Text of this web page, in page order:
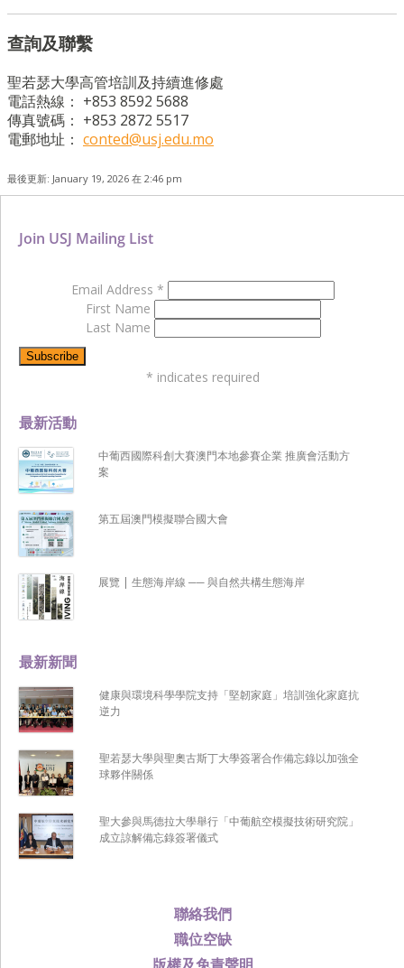
查詢及聯繫
聖若瑟大學高管培訓及持續進修處
電話熱線： +853 8592 5688
傳真號碼： +853 2872 5517
電郵地址： conted@usj.edu.mo
最後更新: January 19, 2026 在 2:46 pm
聯絡我們
職位空缺
最新新聞
健康與環境科學學院支持「堅韌家庭」培訓強化家庭抗
逆力
聖若瑟大學與聖奧古斯丁大學簽署合作備忘錄以加強全
球夥伴關係
聖大參與馬德拉大學舉行「中葡航空模擬技術研究院」
成立諒解備忘錄簽署儀式
最新活動
中葡西國際科創大賽澳門本地參賽企業 推廣會活動方
案
第五屆澳門模擬聯合國大會
展覽 | 生態海岸線 ── 與自然共構生態海岸
Join USJ Mailing List
Email Address *
First Name
Last Name
* indicates required